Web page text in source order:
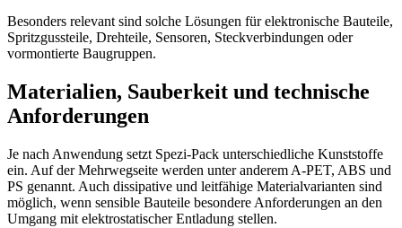
Besonders relevant sind solche Lösungen für elektronische Bauteile,
Spritzgussteile, Drehteile, Sensoren, Steckverbindungen oder
vormontierte Baugruppen.
Materialien, Sauberkeit und technische
Anforderungen
Je nach Anwendung setzt Spezi-Pack unterschiedliche Kunststoffe
ein. Auf der Mehrwegseite werden unter anderem A-PET, ABS und
PS genannt. Auch dissipative und leitfähige Materialvarianten sind
möglich, wenn sensible Bauteile besondere Anforderungen an den
Umgang mit elektrostatischer Entladung stellen.